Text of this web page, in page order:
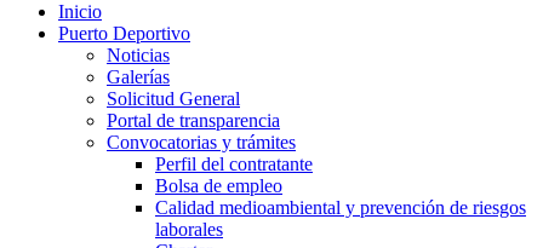
Inicio
Puerto Deportivo
Noticias
Galerías
Solicitud General
Portal de transparencia
Convocatorias y trámites
Perfil del contratante
Bolsa de empleo
Calidad medioambiental y prevención de riesgos
laborales